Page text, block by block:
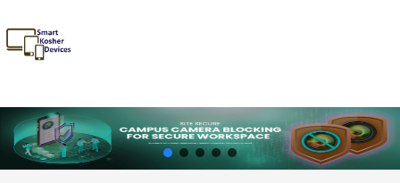
to
content
Devices
Stay Kosher